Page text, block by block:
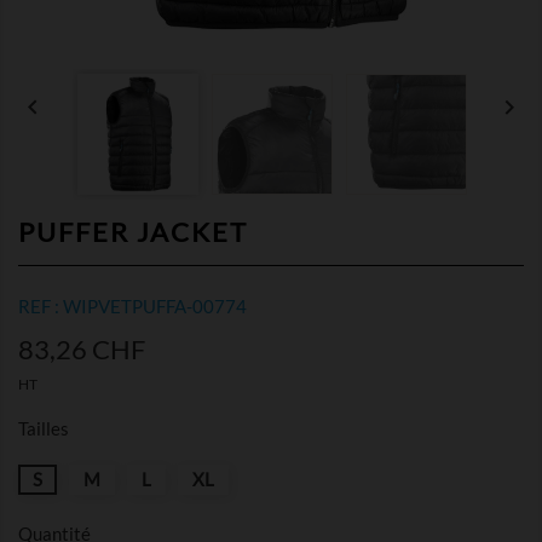
 
PUFFER JACKET
REF : WIPVETPUFFA-00774
83,26 CHF
HT
Tailles
S M L XL
Quantité